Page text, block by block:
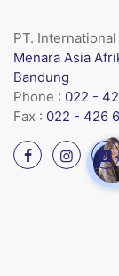
PT.
Menara Asia
Bandung
Phone : 022 -
Fax : 022 - 426